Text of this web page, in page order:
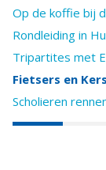
Op de koffie bij
Rondleiding in
Tripartites met
Fietsers en
Scholieren